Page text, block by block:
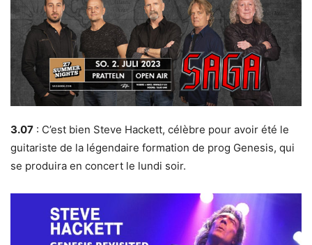
3.07 : C’est bien Steve Hackett, célèbre pour avoir été le
guitariste de la légendaire formation de prog Genesis, qui
se produira en concert le lundi soir.